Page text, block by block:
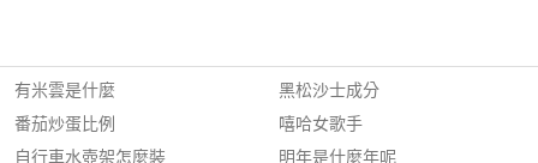
有米雲是什麼
番茄炒蛋比例
自行車水壺架怎麼裝
黑松沙士成分
嘻哈女歌手
明年是什麼年呢